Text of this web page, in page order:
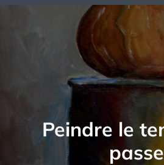
Aller
BERNARD JAGO
PEINTRE EN ARDENNES
Peindre le
passe